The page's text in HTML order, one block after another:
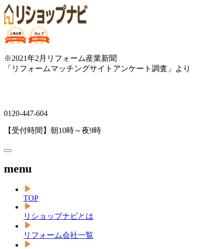
※2021年2月リフォーム産業新聞
「リフォームマッチングサイトアンケート調査」より
0120-447-604
【受付時間】朝10時～夜9時
menu
TOP
リショップナビとは
リフォーム会社一覧